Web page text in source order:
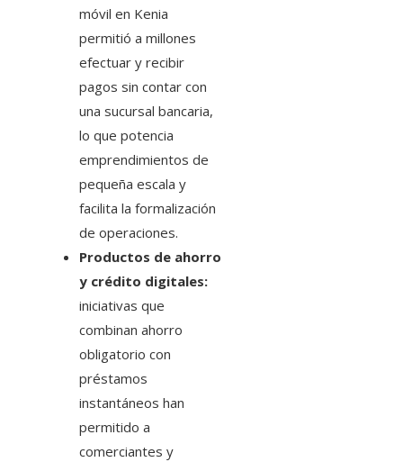
móvil en Kenia
permitió a millones
efectuar y recibir
pagos sin contar con
una sucursal bancaria,
lo que potencia
emprendimientos de
pequeña escala y
facilita la formalización
de operaciones.
Productos de ahorro
y crédito digitales:
iniciativas que
combinan ahorro
obligatorio con
préstamos
instantáneos han
permitido a
comerciantes y